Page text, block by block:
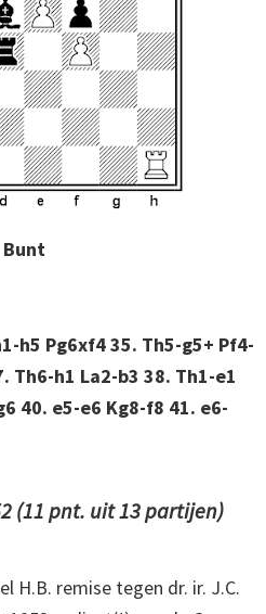
Bunt
h5 Pg6xf4 35. Th5-g5+ Pf4-
Th6-h1 La2-b3 38. Th1-e1
40. e5-e6 Kg8-f8 41. e6-
(11 pnt. uit 13 partijen)
H.B. remise tegen dr. ir. J.C.